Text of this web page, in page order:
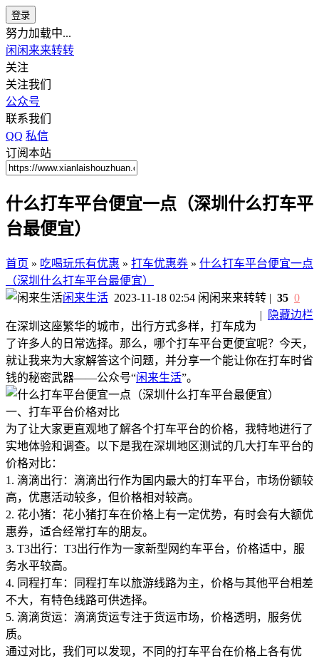
登录
努力加载中...
闲闲来来转转
关注
关注我们
公众号
联系我们
QQ 私信
订阅本站
什么打车平台便宜一点（深圳什么打车平
台最便宜）
首页 » 吃喝玩乐有优惠 » 打车优惠券 » 什么打车平台便宜一点
（深圳什么打车平台最便宜）
闲来生活 2023-11-18 02:54 闲闲来来转转
|
隐藏边栏
| 35 0
在深圳这座繁华的城市，出行方式多样，打车成为
了许多人的日常选择。那么，哪个打车平台更便宜呢？今天，
就让我来为大家解答这个问题，并分享一个能让你在打车时省
钱的秘密武器——公众号“闲来生活”。
一、打车平台价格对比
为了让大家更直观地了解各个打车平台的价格，我特地进行了
实地体验和调查。以下是我在深圳地区测试的几大打车平台的
价格对比：
1. 滴滴出行：滴滴出行作为国内最大的打车平台，市场份额较
高，优惠活动较多，但价格相对较高。
2. 花小猪：花小猪打车在价格上有一定优势，有时会有大额优
惠券，适合经常打车的朋友。
3. T3出行：T3出行作为一家新型网约车平台，价格适中，服
务水平较高。
4. 同程打车：同程打车以旅游线路为主，价格与其他平台相差
不大，有特色线路可供选择。
5. 滴滴货运：滴滴货运专注于货运市场，价格透明，服务优
质。
通过对比，我们可以发现，不同的打车平台在价格上各有优